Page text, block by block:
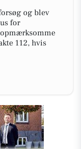
og blev
for
112, hvis